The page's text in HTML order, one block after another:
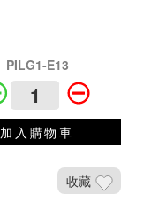
PILG1-E13
加入購物車
收藏